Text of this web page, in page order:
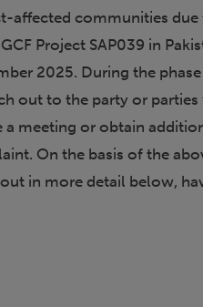
affected communities
Project SAP039 in
2025. During the
out to the party or
a meeting or obtain
On the basis of the
in more detail below,